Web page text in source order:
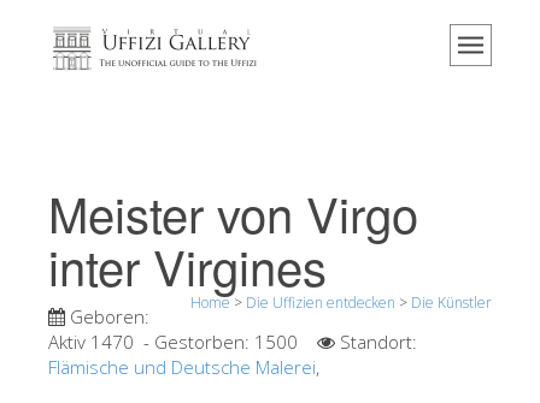
Home
Veranstaltungen & Ausstellungen
Besucher Bewertungen
Kontakt
Die Uffizien entdecken
Meister von Virgo
inter Virgines
Home > Die Uffizien entdecken > Die Künstler
Geboren:
Aktiv 1470 - Gestorben: 1500
Standort:
Flämische und Deutsche Malerei,